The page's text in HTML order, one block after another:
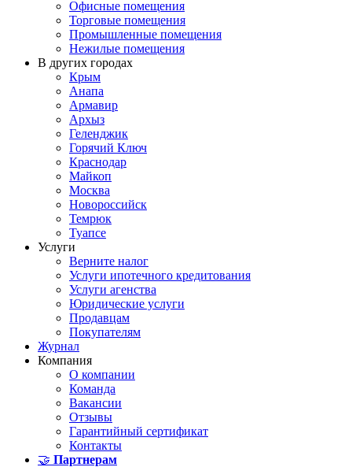
Офисные помещения
Торговые помещения
Промышленные помещения
Нежилые помещения
В других городах
Крым
Анапа
Армавир
Архыз
Геленджик
Горячий Ключ
Краснодар
Майкоп
Москва
Новороссийск
Темрюк
Туапсе
Услуги
Верните налог
Услуги ипотечного кредитования
Услуги агенства
Юридические услуги
Продавцам
Покупателям
Журнал
Компания
О компании
Команда
Вакансии
Отзывы
Гарантийный сертификат
Контакты
🤝 Партнерам